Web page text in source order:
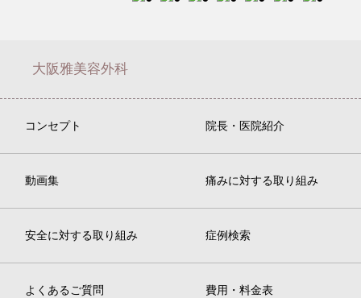
大阪雅美容外科
コンセプト 院長・医院紹介
動画集 痛みに対する取り組み
安全に対する取り組み 症例検索
よくあるご質問 費用・料金表